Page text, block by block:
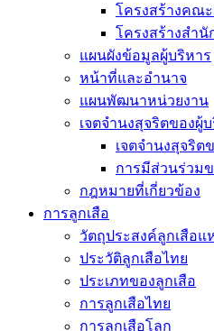
โครงสร้างคณ
โครงสร้างสำนั
แผนผังข้อมูลผู้บริหาร
หน้าที่และอำนาจ
แผนพัฒนาหน่วยงาน
เจตจำนงสุจริตของผู้
เจตจำนงสุจริต
การมีส่วนร่วม
กฎหมายที่เกี่ยวข้อง
การลูกเสือ
วัตถุประสงค์ลูกเสือแ
ประวัติลูกเสือไทย
ประเภทของลูกเสือ
การลูกเสือไทย
การลูกเสือโลก